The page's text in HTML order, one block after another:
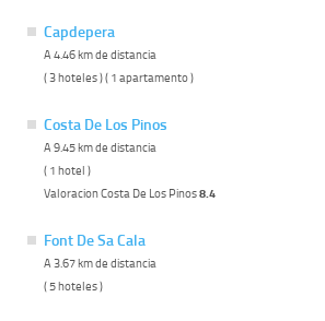
Capdepera
A 4.46 km de distancia
( 3 hoteles ) ( 1 apartamento )
Costa De Los Pinos
A 9.45 km de distancia
( 1 hotel )
Valoracion Costa De Los Pinos8.4
Font De Sa Cala
A 3.67 km de distancia
( 5 hoteles )